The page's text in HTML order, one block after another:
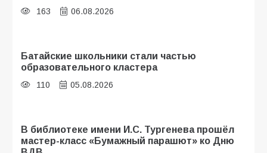
163 06.08.2026
Батайские школьники стали частью
образовательного кластера
110 05.08.2026
В библиотеке имени И.С. Тургенева прошёл
мастер-класс «Бумажный парашют» ко Дню